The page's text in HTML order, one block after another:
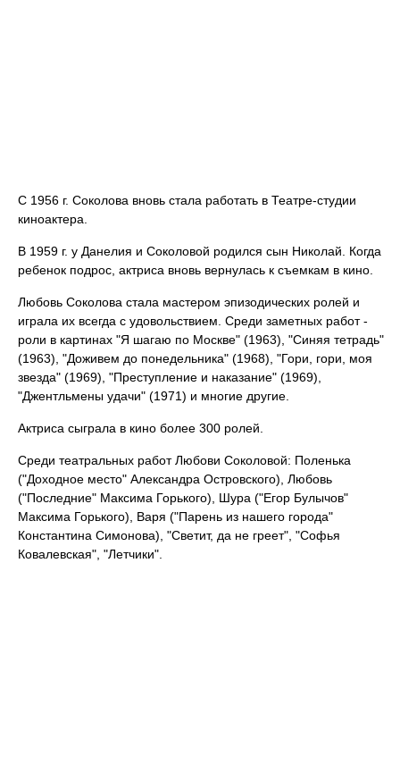
С 1956 г. Соколова вновь стала работать в Театре-студии
киноактера.
В 1959 г. у Данелия и Соколовой родился сын Николай. Когда
ребенок подрос, актриса вновь вернулась к съемкам в кино.
Любовь Соколова стала мастером эпизодических ролей и
играла их всегда с удовольствием. Среди заметных работ -
роли в картинах "Я шагаю по Москве" (1963), "Синяя тетрадь"
(1963), "Доживем до понедельника" (1968), "Гори, гори, моя
звезда" (1969), "Преступление и наказание" (1969),
"Джентльмены удачи" (1971) и многие другие.
Актриса сыграла в кино более 300 ролей.
Среди театральных работ Любови Соколовой: Поленька
("Доходное место" Александра Островского), Любовь
("Последние" Максима Горького), Шура ("Егор Булычов"
Максима Горького), Варя ("Парень из нашего города"
Константина Симонова), "Светит, да не греет", "Софья
Ковалевская", "Летчики".